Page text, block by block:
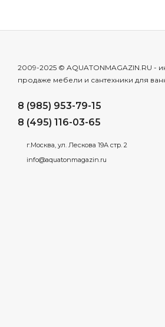
2009-2025 © AQUATONMAGAZIN.RU -
продаже мебели и сантехники для
8 (985) 953-79-15
8 (495) 116-03-65
г.Москва, ул. Лескова 19А стр. 2
info@aquatonmagazin.ru